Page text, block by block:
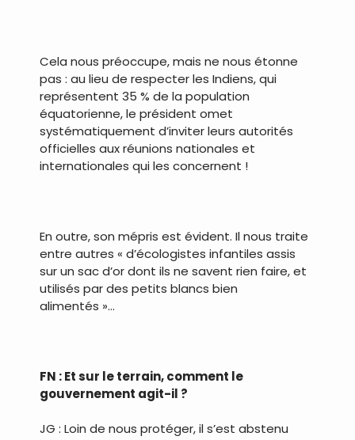
Cela nous préoccupe, mais ne nous étonne
pas : au lieu de respecter les Indiens, qui
représentent 35 % de la population
équatorienne, le président omet
systématiquement d’inviter leurs autorités
officielles aux réunions nationales et
internationales qui les concernent !
En outre, son mépris est évident. Il nous traite
entre autres « d’écologistes infantiles assis
sur un sac d’or dont ils ne savent rien faire, et
utilisés par des petits blancs bien
alimentés »…
FN : Et sur le terrain, comment le
gouvernement agit-il ?
JG : Loin de nous protéger, il s’est abstenu